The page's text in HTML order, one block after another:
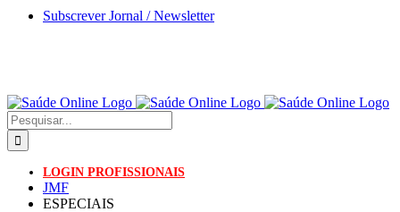
Skip
Subscrever Jornal / Newsletter
Pesquisar
LOGIN PROFISSIONAIS
JMF
ESPECIAIS